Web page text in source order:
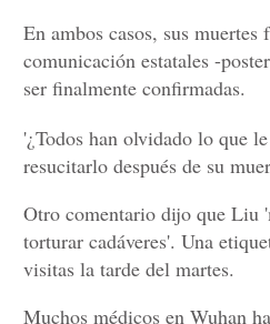
En ambos casos, sus
comunicación estatales -
ser finalmente confirmadas.
'¿Todos han olvidado lo que
resucitarlo después de su
Otro comentario dijo que Liu
torturar cadáveres'. Una
visitas la tarde del martes.
Muchos médicos en Wuhan